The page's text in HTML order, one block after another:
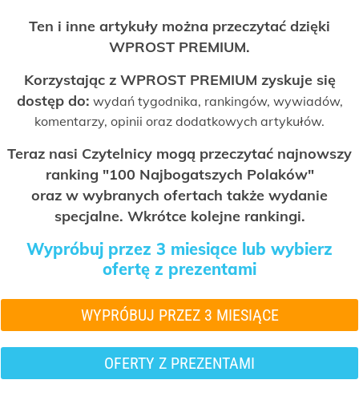
Ten i inne artykuły można przeczytać dzięki
WPROST PREMIUM.
Korzystając z WPROST PREMIUM zyskuje się
dostęp do: wydań tygodnika, rankingów, wywiadów,
komentarzy, opinii oraz dodatkowych artykułów.
Teraz nasi Czytelnicy mogą przeczytać najnowszy
ranking "100 Najbogatszych Polaków"
oraz w wybranych ofertach także wydanie
specjalne. Wkrótce kolejne rankingi.
Wypróbuj przez 3 miesiące lub wybierz
ofertę z prezentami
WYPRÓBUJ PRZEZ 3 MIESIĄCE
OFERTY Z PREZENTAMI